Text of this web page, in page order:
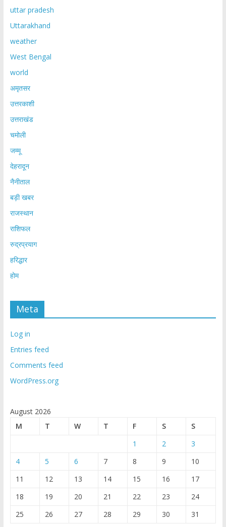
uttar pradesh
Uttarakhand
weather
West Bengal
world
अमृतसर
उत्तरकाशी
उत्तराखंड
चमोली
जम्मू
देहरादून
नैनीताल
बड़ी खबर
राजस्थान
राशिफल
रुद्रप्रयाग
हरिद्धार
होम
Meta
Log in
Entries feed
Comments feed
WordPress.org
August 2026
M
T W T F S
S
1
2
3
4
5 6 7 8 9
10
11
12 13 14 15 16
17
18
19 20 21 22 23
24
25
26 27 28 29 30 31